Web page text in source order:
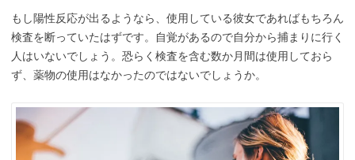
もし陽性反応が出るようなら、使用している彼女であればもちろん
検査を断っていたはずです。自覚があるので自分から捕まりに行く
人はいないでしょう。恐らく検査を含む数か月間は使用しておら
ず、薬物の使用はなかったのではないでしょうか。